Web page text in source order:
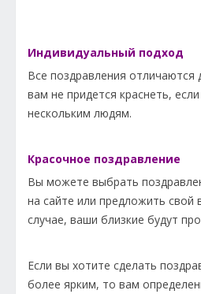
Индивидуальный подход
Все поздравления отличаются
вам не придется краснеть,
нескольким людям.
Красочное поздравление
Вы можете выбрать
на сайте или предложить
случае, ваши близкие будут
Если вы хотите сделать
более ярким, то вам